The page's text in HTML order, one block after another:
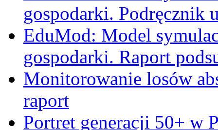
gospodarki. Podręcznik
EduMod: Model
gospodarki. Raport
Monitorowanie losów
raport
Portret generacji 50+ w